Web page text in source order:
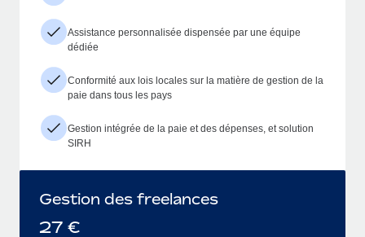
Assistance personnalisée dispensée par une équipe
dédiée
Conformité aux lois locales sur la matière de gestion de la
paie dans tous les pays
Gestion intégrée de la paie et des dépenses, et solution
SIRH
Gestion des freelances
27 €